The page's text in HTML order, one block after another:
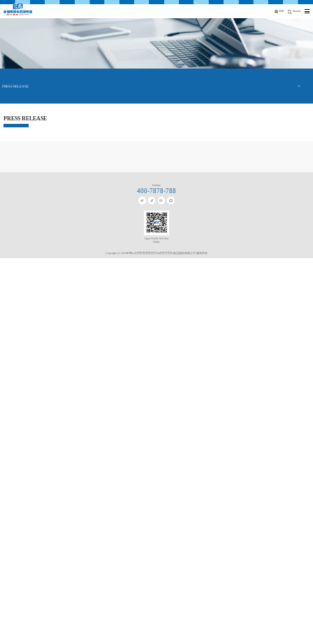
EN Search
PRESS RELEASE
PRESS RELEASE
Hotline
400-7878-788
Ligao Foods Wechat
Public
Copyright @ 2023申博sunbet食品股份有限公司 版权所有